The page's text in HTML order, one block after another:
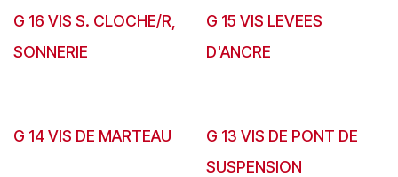
G 16 VIS S. CLOCHE/R,
SONNERIE
G 15 VIS LEVEES
D'ANCRE
G 14 VIS DE MARTEAU
G 13 VIS DE PONT DE
SUSPENSION